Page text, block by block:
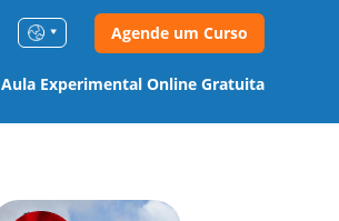
Aula Experimental Online Gratuita
Agende um Curso